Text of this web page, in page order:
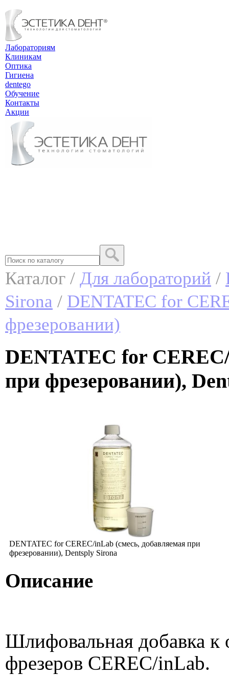
Лабораториям
Клиникам
Оптика
Гигиена
dentego
Обучение
Контакты
Акции
Каталог / Для лабораторий /
Sirona / DENTATEC for
фрезеровании)
DENTATEC for
при фрезеровании),
DENTATEC for CEREC/inLab (смесь, добавляемая при
фрезеровании), Dentsply Sirona
Описание
Шлифовальная добавка
фрезеров CEREC/inLab.